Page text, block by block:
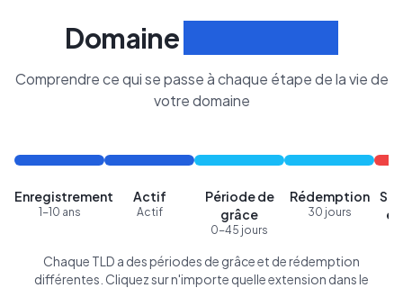
Domaine
Comprendre ce qui se passe à chaque étape de la vie de
votre domaine
Enregistrement
1-10 ans
Actif
Actif
Période de
grâce
0-45 jours
Rédemption
30 jours
Chaque TLD a des périodes de grâce et de rédemption
différentes. Cliquez sur n'importe quelle extension dans le